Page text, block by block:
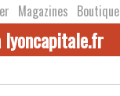
Magazines Boutique
lyoncapitale.fr